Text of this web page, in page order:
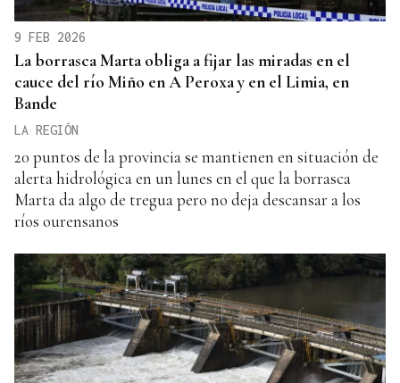
9 FEB 2026
La borrasca Marta obliga a fijar las miradas en el
cauce del río Miño en A Peroxa y en el Limia, en
Bande
LA REGIÓN
20 puntos de la provincia se mantienen en situación de
alerta hidrológica en un lunes en el que la borrasca
Marta da algo de tregua pero no deja descansar a los
ríos ourensanos